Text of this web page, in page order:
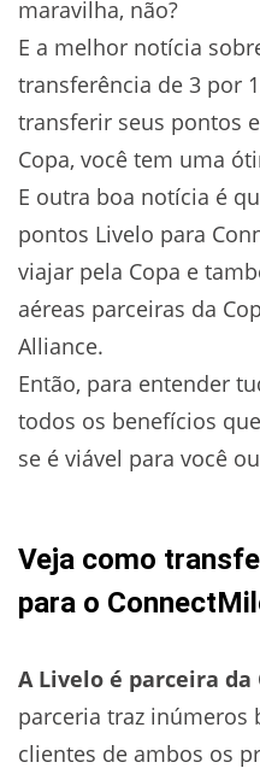
maravilha, não?
E a melhor notícia
transferência de 3 por
transferir seus pontos
Copa, você tem uma
E outra boa notícia é
pontos Livelo para
viajar pela Copa e
aéreas parceiras da
Alliance.
Então, para entender
todos os benefícios
se é viável para você
Veja como
para o
A Livelo é parceira
parceria traz inúmeros
clientes de ambos os